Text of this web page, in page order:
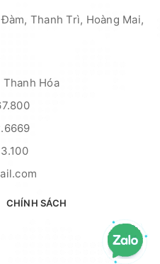
Thanh Trì, Hoàng Mai,
Thanh Hóa
CHÍNH SÁCH